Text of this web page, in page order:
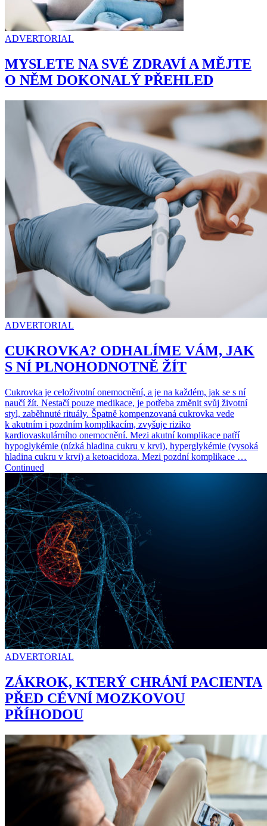
ADVERTORIAL
MYSLETE NA SVÉ ZDRAVÍ A MĚJTE
O NĚM DOKONALÝ PŘEHLED
ADVERTORIAL
CUKROVKA? ODHALÍME VÁM, JAK
S NÍ PLNOHODNOTNĚ ŽÍT
Cukrovka je celoživotní onemocnění, a je na každém, jak se s ní
naučí žít. Nestačí pouze medikace, je potřeba změnit svůj životní
styl, zaběhnuté rituály. Špatně kompenzovaná cukrovka vede
k akutním i pozdním komplikacím, zvyšuje riziko
kardiovaskulárního onemocnění. Mezi akutní komplikace patří
hypoglykémie (nízká hladina cukru v krvi), hyperglykémie (vysoká
hladina cukru v krvi) a ketoacidoza. Mezi pozdní komplikace …
Continued
ADVERTORIAL
ZÁKROK, KTERÝ CHRÁNÍ PACIENTA
PŘED CÉVNÍ MOZKOVOU
PŘÍHODOU